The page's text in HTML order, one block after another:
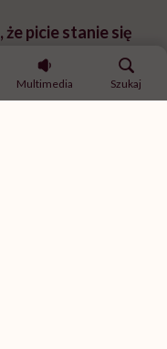
Multimedia
Szukaj
picie stanie się
perspektywy.